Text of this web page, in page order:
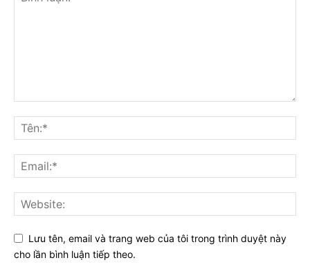
Lưu tên, email và trang web của tôi trong trình duyệt này
cho lần bình luận tiếp theo.